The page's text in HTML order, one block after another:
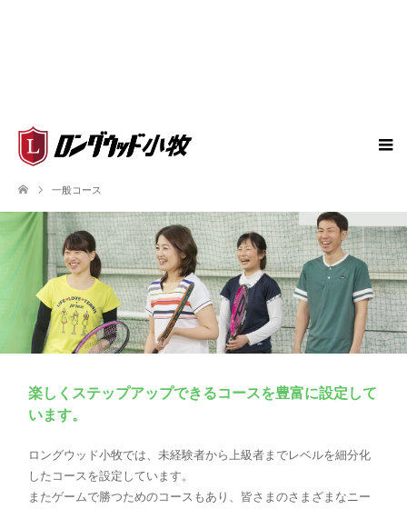
一般コース
楽しくステップアップできるコースを豊富に設定して
います。
ロングウッド小牧では、未経験者から上級者までレベルを細分化
したコースを設定しています。
またゲームで勝つためのコースもあり、皆さまのさまざまなニー